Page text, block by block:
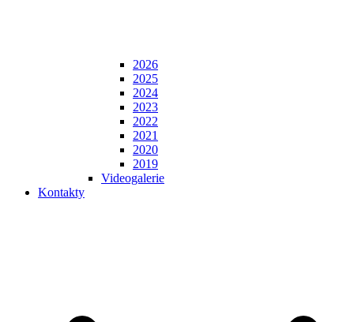
2026
2025
2024
2023
2022
2021
2020
2019
Videogalerie
Kontakty